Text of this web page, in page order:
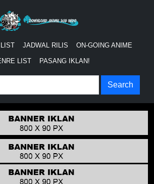
JADWAL RILIS ON-GOING ANIME
LIST PASANG IKLAN!
Search